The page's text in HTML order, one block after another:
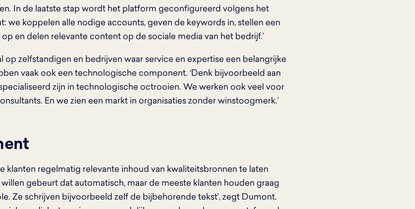
In de laatste stap wordt het platform geconfigureerd volgens het
we koppelen alle nodige accounts, geven de keywords in, stellen een
en delen relevante content op de sociale media van het bedrijf.’
op zelfstandigen en bedrijven waar service en expertise een belangrijke
vaak ook een technologische component. ‘Denk bijvoorbeeld aan
zijn in technologische octrooien. We werken ook veel voor
En we zien een markt in organisaties zonder winstoogmerk.’
klanten regelmatig relevante inhoud van kwaliteitsbronnen te laten
gebeurt dat automatisch, maar de meeste klanten houden graag
Ze schrijven bijvoorbeeld zelf de bijbehorende tekst’, zegt Dumont.